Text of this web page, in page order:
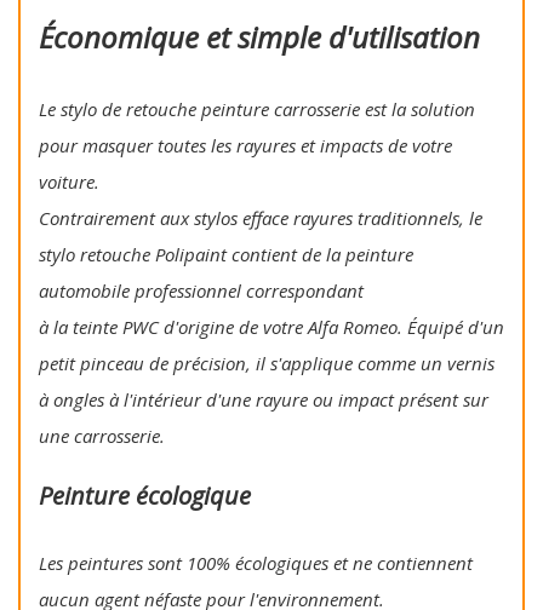
Économique et simple d'utilisation
Le stylo de retouche peinture carrosserie est la solution
pour masquer toutes les rayures et impacts de votre
voiture.
Contrairement aux stylos efface rayures traditionnels, le
stylo retouche Polipaint contient de la peinture
automobile professionnel correspondant
à la teinte PWC d'origine de votre Alfa Romeo. Équipé d'un
petit pinceau de précision, il s'applique comme un vernis
à ongles à l'intérieur d'une rayure ou impact présent sur
une carrosserie.
Peinture écologique
Les peintures sont 100% écologiques et ne contiennent
aucun agent néfaste pour l'environnement.